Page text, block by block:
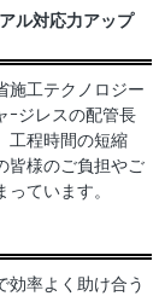
ル対応力アップ
施工テクノロジー
ｰジレスの配管長
工程時間の短縮
皆様のご負担やご
ています。
効率よく助け合う